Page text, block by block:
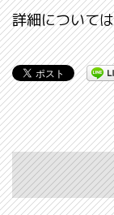
詳細について